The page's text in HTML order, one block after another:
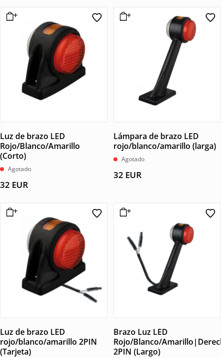
Luz de brazo LED
Rojo/Blanco/Amarillo
(Corto)
Agotado
32 EUR
Lámpara de brazo LED
rojo/blanco/amarillo (larga)
Agotado
32 EUR
Luz de brazo LED
rojo/blanco/amarillo 2PIN
(Tarjeta)
Brazo Luz LED
Rojo/Blanco/
2PIN (Largo)